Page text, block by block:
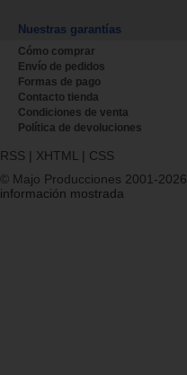
Nuestras garantías
Cómo comprar
Envío de pedidos
Formas de pago
Contacto tienda
Condiciones de venta
Política de devoluciones
RSS | XHTML | CSS
© Majo Producciones 2001-2026
información mostrada